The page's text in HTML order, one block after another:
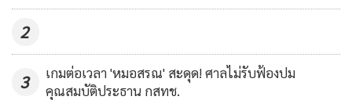
คุณภาพอย่างต่อเนื่อง ดังนั้น จึงต้องส่งเสริมให้เอกชนไทยผลิต
ภาพยนตร์แอนิเมชันดีๆ ให้มากขึ้น เพราะประเทศไทยมี
ศักยภาพ และทักษะต่างๆ ที่ถือเป็นจุดแข็ง แม้แอนิเมชันใน
อาเซียนไทยจะเป็นเบอร์ 1 แต่จะทำอย่างไรที่จะรักษาตำแหน่ง
2
3
เกมต่อเวลา 'หมอสรณ' สะดุด! ศาลไม่รับฟ้องปม
คุณสมบัติประธาน กสทช.